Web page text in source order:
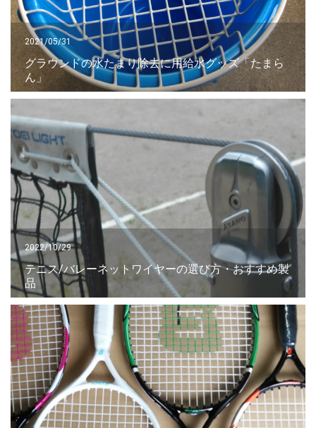
2021/05/31
グラウンドの水たまり除去に用給水グッズ「たまら
ん」
2022/10/29
テニス/バレーネットワイヤーの選び方・おすすめ製
品